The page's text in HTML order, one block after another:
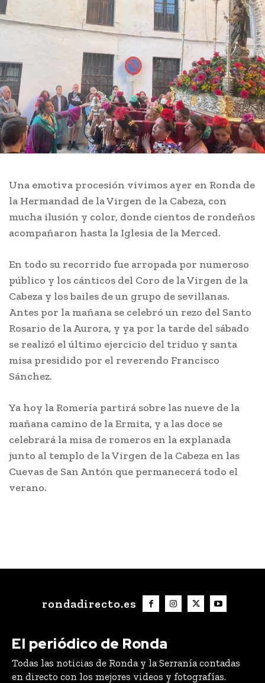
Una emotiva procesión vivimos ayer en Ronda de
la Hermandad de la Virgen de la Cabeza, con
mucha ilusión y color, donde cientos de rondeños
acompañaron hasta la Iglesia de la Merced.
En todo su recorrido fue arropada por numeroso
público y los cánticos del Coro de la Virgen de la
Cabeza y los bailes de un grupo de sevillanas.
Antes por la mañana se celebró un rezo del Santo
Rosario de la Aurora, y ya por la tarde del sábado
se realizó el último ejercicio del triduo y santa
misa presidido por el reverendo Francisco
Sánchez.
Ya hoy la Romería partirá sobre las nueve de la
mañana camino de la Ermita, y a las doce se
celebrará la misa de romeros en la explanada
junto al templo de la Virgen de la Cabeza en las
Cuevas de San Antón que permanecerá todo el
verano.
rondadirecto.es
El periódico de Ronda
Todas las noticias de Ronda y la Serranía contadas
en directo con los mejores videos y fotografías.